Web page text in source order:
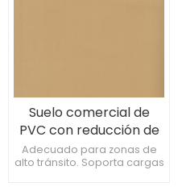
Suelo comercial de
PVC con reducción de
ruido de 2 mm para
salas polivalentes
Adecuado para zonas de
alto tránsito. Soporta cargas